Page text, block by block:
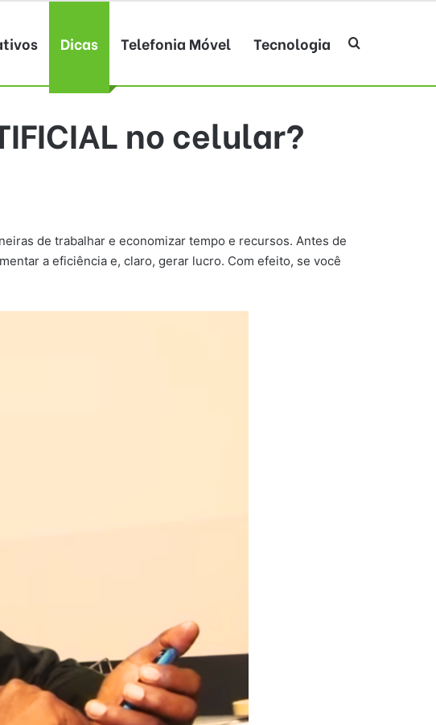
Dicas Telefonia Móvel Tecnologia Procurar por
no celular?
de trabalhar e economizar tempo e recursos. Antes de
a eficiência e, claro, gerar lucro. Com efeito, se você